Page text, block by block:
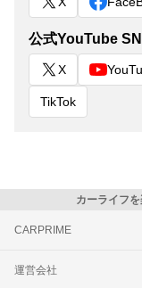
公式YouTube
X
TikTok
カーライフ
CARPRIME
運営会社